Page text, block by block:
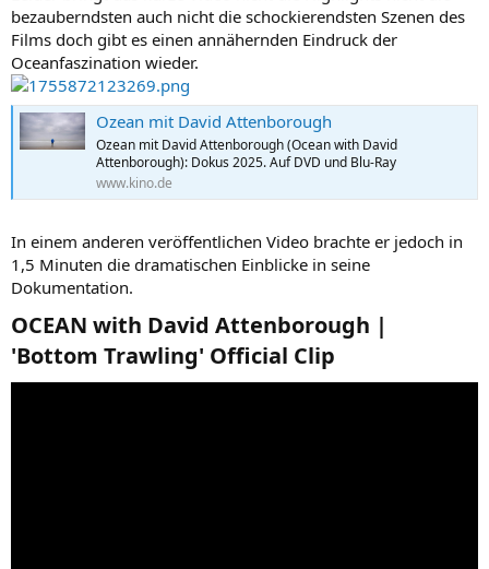
bezauberndsten auch nicht die schockierendsten Szenen des
Films doch gibt es einen annähernden Eindruck der
Oceanfaszination wieder.
Ozean mit David Attenborough
Ozean mit David Attenborough (Ocean with David
Attenborough): Dokus 2025. Auf DVD und Blu-Ray
www.kino.de
In einem anderen veröffentlichen Video brachte er jedoch in
1,5 Minuten die dramatischen Einblicke in seine
Dokumentation.
OCEAN with David Attenborough |
'Bottom Trawling' Official Clip​